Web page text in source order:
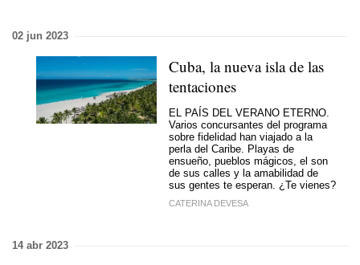
02 jun 2023
Cuba, la nueva isla de las
tentaciones
EL PAÍS DEL VERANO ETERNO.
Varios concursantes del programa
sobre fidelidad han viajado a la
perla del Caribe. Playas de
ensueño, pueblos mágicos, el son
de sus calles y la amabilidad de
sus gentes te esperan. ¿Te vienes?
CATERINA DEVESA
14 abr 2023